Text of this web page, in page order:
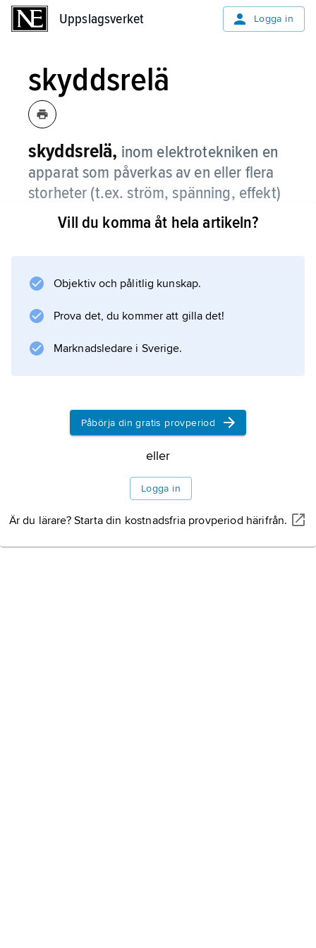
Uppslagsverket Logga in
skyddsrelä
skyddsrelä, inom elektrotekniken en
apparat som påverkas av en eller flera
storheter (t.ex. ström, spänning, effekt)
i ett eldistributionssystem och som när
ett onormalt tillstånd inträffar har till
isolera en felbehäftad systemdel) eller
att ge en felsignal.
Ett modernt skyddsrelä är av statisk typ
(uppbyggt av elektronikkomponenter) eller
Information om artikeln
Vill du komma åt hela artikeln?
Objektiv och pålitlig kunskap.
Prova det, du kommer att gilla det!
Marknadsledare i Sverige.
Påbörja din gratis provperiod
eller
Logga in
Är du lärare? Starta din kostnadsfria provperiod härifrån.